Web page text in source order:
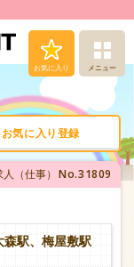
お気に入り メニュー
お気に入り登録
人（仕事） No.31809
森駅、梅屋敷駅